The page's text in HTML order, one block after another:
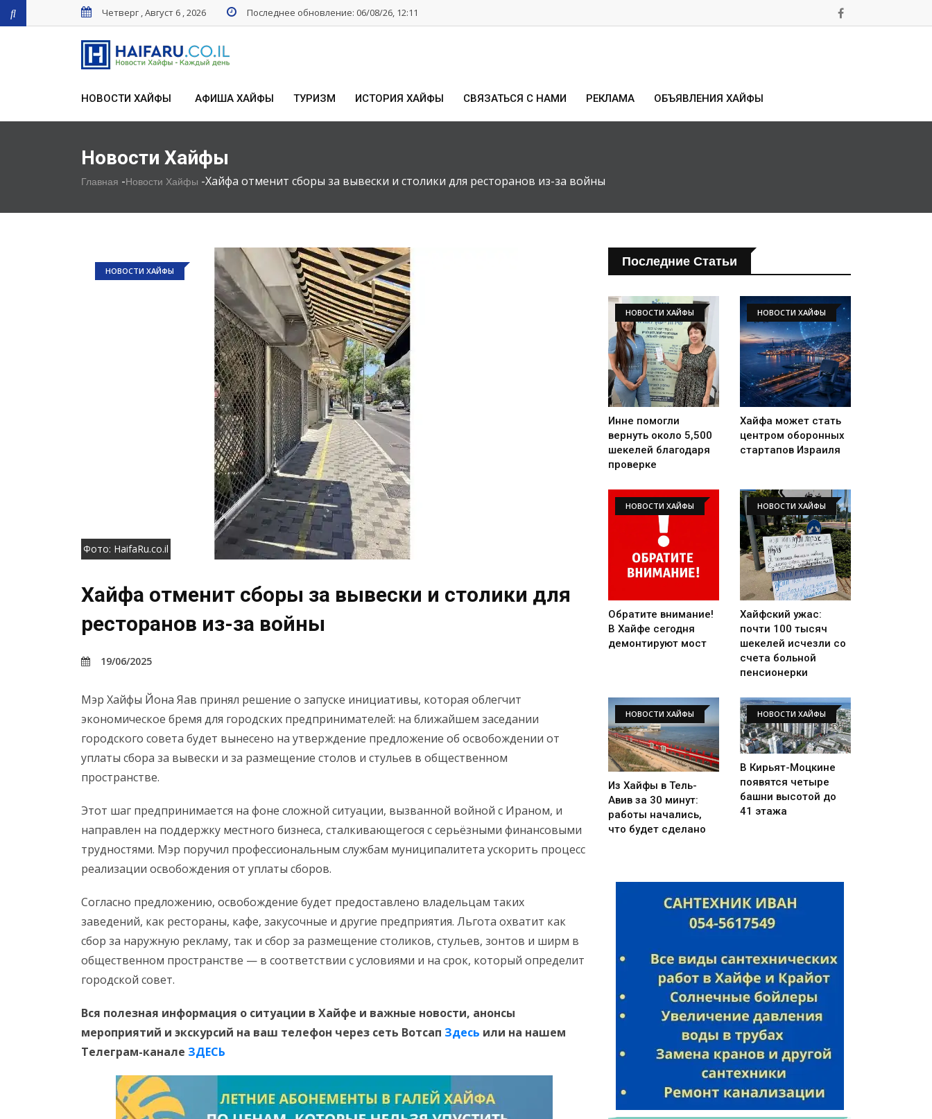
Четверг , Август 6 , 2026 Последнее обновление: 06/08/26, 12:11
НОВОСТИ ХАЙФЫ АФИША ХАЙФЫ ТУРИЗМ ИСТОРИЯ ХАЙФЫ СВЯЗАТЬСЯ С НАМИ РЕКЛАМА ОБЪЯВЛЕНИЯ ХАЙФЫ
Новости Хайфы
Главная -Новости Хайфы -Хайфа отменит сборы за вывески и столики для ресторанов из-за войны
НОВОСТИ ХАЙФЫ
Фото: HaifaRu.co.il
Хайфа отменит сборы за вывески и столики для
ресторанов из-за войны
19/06/2025
Мэр Хайфы Йона Яав принял решение о запуске инициативы, которая облегчит
экономическое бремя для городских предпринимателей: на ближайшем заседании
городского совета будет вынесено на утверждение предложение об освобождении от
уплаты сбора за вывески и за размещение столов и стульев в общественном
пространстве.
Этот шаг предпринимается на фоне сложной ситуации, вызванной войной с Ираном, и
направлен на поддержку местного бизнеса, сталкивающегося с серьёзными финансовыми
трудностями. Мэр поручил профессиональным службам муниципалитета ускорить процесс
реализации освобождения от уплаты сборов.
Согласно предложению, освобождение будет предоставлено владельцам таких
заведений, как рестораны, кафе, закусочные и другие предприятия. Льгота охватит как
сбор за наружную рекламу, так и сбор за размещение столиков, стульев, зонтов и ширм в
общественном пространстве — в соответствии с условиями и на срок, который определит
городской совет.
Вся полезная информация о ситуации в Хайфе и важные новости, анонсы
мероприятий и экскурсий на ваш телефон через сеть Вотсап Здесь или на нашем
Телеграм-канале ЗДЕСЬ
Последние Статьи
НОВОСТИ ХАЙФЫ
Инне помогли
вернуть около 5,500
шекелей благодаря
проверке
НОВОСТИ ХАЙФЫ
Хайфа может стать
центром оборонных
стартапов Израиля
НОВОСТИ ХАЙФЫ
Обратите внимание!
В Хайфе сегодня
демонтируют мост
НОВОСТИ ХАЙФЫ
Хайфский ужас:
почти 100 тысяч
шекелей исчезли со
счета больной
пенсионерки
НОВОСТИ ХАЙФЫ
Из Хайфы в Тель-
Авив за 30 минут:
работы начались,
что будет сделано
НОВОСТИ ХАЙФЫ
В Кирьят-Моцкине
появятся четыре
башни высотой до
41 этажа